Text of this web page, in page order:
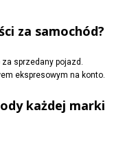
za samochód?
za sprzedany pojazd.
ekspresowym na konto.
każdej marki